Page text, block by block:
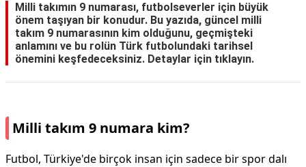
Milli takımın 9 numarası, futbolseverler için büyük
önem taşıyan bir konudur. Bu yazıda, güncel milli
takım 9 numarasının kim olduğunu, geçmişteki
anlamını ve bu rolün Türk futbolundaki tarihsel
önemini keşfedeceksiniz. Detaylar için tıklayın.
Milli takım 9 numara kim?
Futbol, Türkiye'de birçok insan için sadece bir spor dalı